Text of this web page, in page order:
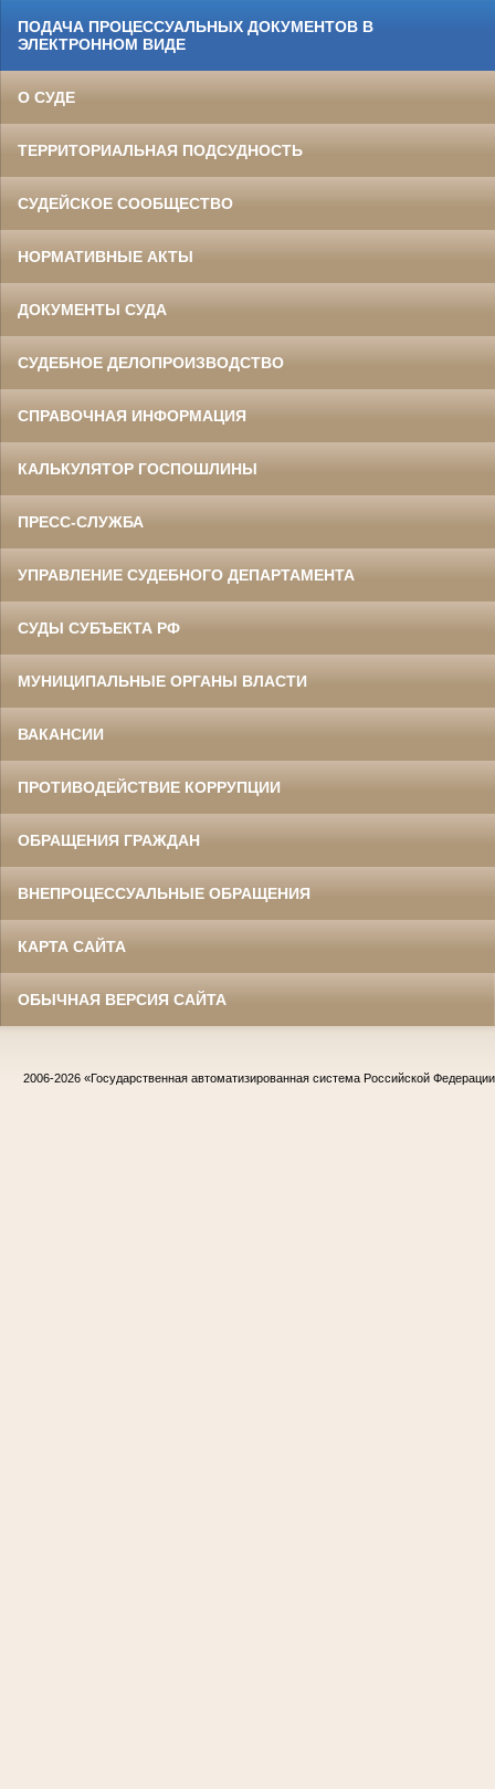
ПОДАЧА ПРОЦЕССУАЛЬНЫХ ДОКУМЕНТОВ В
ЭЛЕКТРОННОМ ВИДЕ
О СУДЕ
ТЕРРИТОРИАЛЬНАЯ ПОДСУДНОСТЬ
СУДЕЙСКОЕ СООБЩЕСТВО
НОРМАТИВНЫЕ АКТЫ
ДОКУМЕНТЫ СУДА
СУДЕБНОЕ ДЕЛОПРОИЗВОДСТВО
СПРАВОЧНАЯ ИНФОРМАЦИЯ
КАЛЬКУЛЯТОР ГОСПОШЛИНЫ
ПРЕСС-СЛУЖБА
УПРАВЛЕНИЕ СУДЕБНОГО ДЕПАРТАМЕНТА
СУДЫ СУБЪЕКТА РФ
МУНИЦИПАЛЬНЫЕ ОРГАНЫ ВЛАСТИ
ВАКАНСИИ
ПРОТИВОДЕЙСТВИЕ КОРРУПЦИИ
ОБРАЩЕНИЯ ГРАЖДАН
ВНЕПРОЦЕССУАЛЬНЫЕ ОБРАЩЕНИЯ
КАРТА САЙТА
ОБЫЧНАЯ ВЕРСИЯ САЙТА
2006-2026 «Государственная автоматизированная система Российской